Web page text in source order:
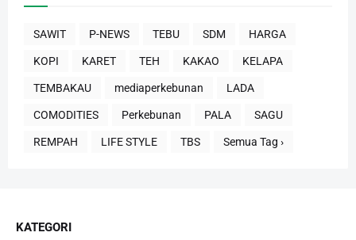
SAWIT P-NEWS TEBU SDM HARGA
KOPI KARET TEH KAKAO KELAPA
TEMBAKAU mediaperkebunan LADA
COMODITIES Perkebunan PALA SAGU
REMPAH LIFE STYLE TBS Semua Tag ›
KATEGORI